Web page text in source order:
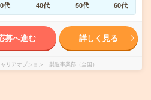
代 40代 50代 60代
募へ進む 詳しく見る
リアオプション 製造事業部（全国）